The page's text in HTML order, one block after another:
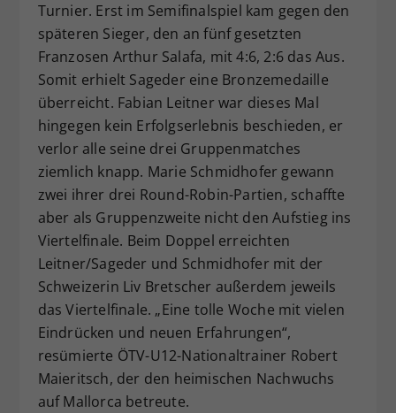
Turnier. Erst im Semifinalspiel kam gegen den
späteren Sieger, den an fünf gesetzten
Franzosen Arthur Salafa, mit 4:6, 2:6 das Aus.
Somit erhielt Sageder eine Bronzemedaille
überreicht. Fabian Leitner war dieses Mal
hingegen kein Erfolgserlebnis beschieden, er
verlor alle seine drei Gruppenmatches
ziemlich knapp. Marie Schmidhofer gewann
zwei ihrer drei Round-Robin-Partien, schaffte
aber als Gruppenzweite nicht den Aufstieg ins
Viertelfinale. Beim Doppel erreichten
Leitner/Sageder und Schmidhofer mit der
Schweizerin Liv Bretscher außerdem jeweils
das Viertelfinale. „Eine tolle Woche mit vielen
Eindrücken und neuen Erfahrungen“,
resümierte ÖTV-U12-Nationaltrainer Robert
Maieritsch, der den heimischen Nachwuchs
auf Mallorca betreute.